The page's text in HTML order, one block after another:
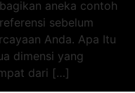
aneka contoh
sebelum
Anda. Apa Itu
dimensi yang
dari […]